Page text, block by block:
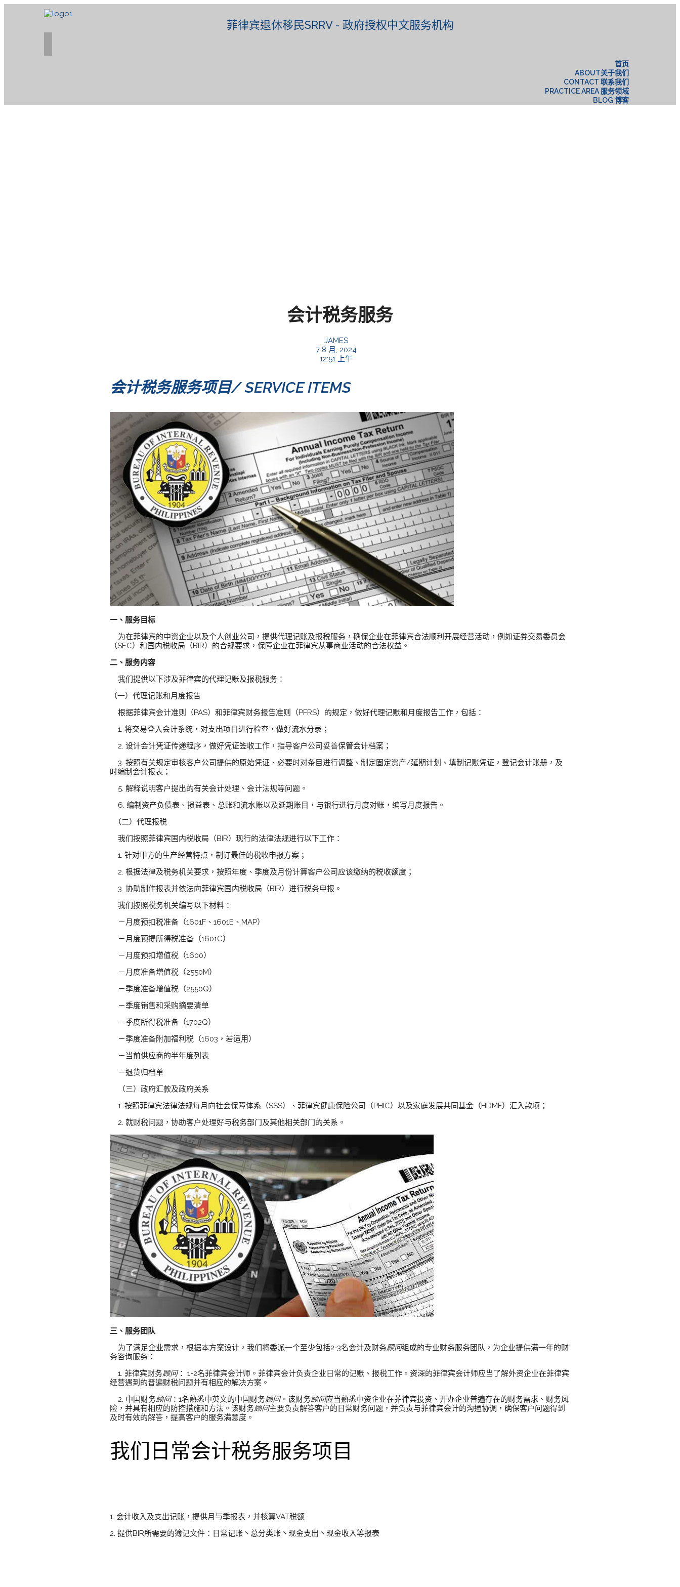
菲律宾退休移民SRRV - 政府授权中文服务机构
首页
ABOUT关于我们
CONTACT 联系我们
PRACTICE AREA 服务领域
BLOG 博客
会计税务服务
JAMES
7 8 月, 2024
12:51 上午
会计税务服务项目/ SERVICE ITEMS
一、服务目标
为在菲律宾的中资企业以及个人创业公司，提供代理记账及报税服务，确保企业在菲律宾合法顺利开展经营活动，例如证券交易委员会
（SEC）和国内税收局（BIR）的合规要求，保障企业在菲律宾从事商业活动的合法权益。
二、服务内容
我们提供以下涉及菲律宾的代理记账及报税服务：
（一）代理记账和月度报告
根据菲律宾会计准则（PAS）和菲律宾财务报告准则（PFRS）的规定，做好代理记账和月度报告工作，包括：
1. 将交易登入会计系统，对支出项目进行检查，做好流水分录；
2. 设计会计凭证传递程序，做好凭证签收工作，指导客户公司妥善保管会计档案；
3. 按照有关规定审核客户公司提供的原始凭证、必要时对条目进行调整、制定固定资产/延期计划、填制记账凭证，登记会计账册，及
时编制会计报表；
5. 解释说明客户提出的有关会计处理、会计法规等问题。
6. 编制资产负债表、损益表、总账和流水账以及延期账目，与银行进行月度对账，编写月度报告。
（二）代理报税
我们按照菲律宾国内税收局（BIR）现行的法律法规进行以下工作：
1. 针对甲方的生产经营特点，制订最佳的税收申报方案；
2. 根据法律及税务机关要求，按照年度、季度及月份计算客户公司应该缴纳的税收额度；
3. 协助制作报表并依法向菲律宾国内税收局（BIR）进行税务申报。
我们按照税务机关编写以下材料：
－月度预扣税准备（1601F、1601E、MAP）
－月度预提所得税准备（1601C）
－月度预扣增值税（1600）
－月度准备增值税（2550M）
－季度准备增值税（2550Q）
－季度销售和采购摘要清单
－季度所得税准备（1702Q）
－季度准备附加福利税（1603，若适用）
－当前供应商的半年度列表
－退货归档单
（三）政府汇款及政府关系
1. 按照菲律宾法律法规每月向社会保障体系（SSS）、菲律宾健康保险公司（PHIC）以及家庭发展共同基金（HDMF）汇入款项；
2. 就财税问题，协助客户处理好与税务部门及其他相关部门的关系。
三、服务团队
为了满足企业需求，根据本方案设计，我们将委派一个至少包括2-3名会计及财务顾问组成的专业财务服务团队，为企业提供满一年的财
务咨询服务：
1. 菲律宾财务顾问： 1-2名菲律宾会计师。菲律宾会计负责企业日常的记账、报税工作。资深的菲律宾会计师应当了解外资企业在菲律宾
经营遇到的普遍财税问题并有相应的解决方案。
2. 中国财务顾问：1名熟悉中英文的中国财务顾问。该财务顾问应当熟悉中资企业在菲律宾投资、开办企业普遍存在的财务需求、财务风
险，并具有相应的防控措施和方法。该财务顾问主要负责解答客户的日常财务问题，并负责与菲律宾会计的沟通协调，确保客户问题得到
及时有效的解答，提高客户的服务满意度。
我们日常会计税务服务项目
1. 会计收入及支出记账，提供月与季报表，并核算VAT税额
2. 提供BIR所需要的簿记文件：日常记账丶总分类账丶现金支出丶现金收入等报表